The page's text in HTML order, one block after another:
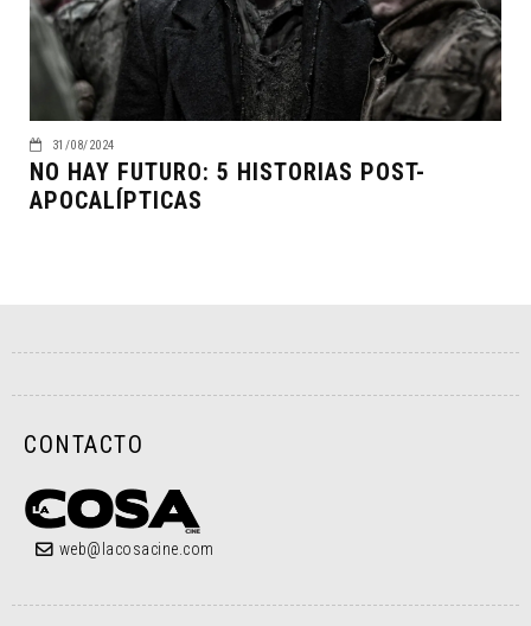
31/08/2024
NO HAY FUTURO: 5 HISTORIAS POST-
APOCALÍPTICAS
CONTACTO
web@lacosacine.com